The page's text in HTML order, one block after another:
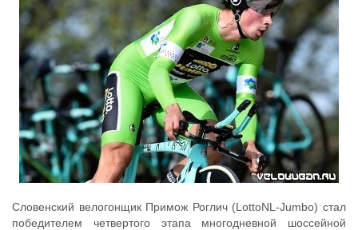
Словенский велогонщик Примож Роглич (LottoNL-Jumbo) стал
победителем четвертого этапа многодневной шоссейной